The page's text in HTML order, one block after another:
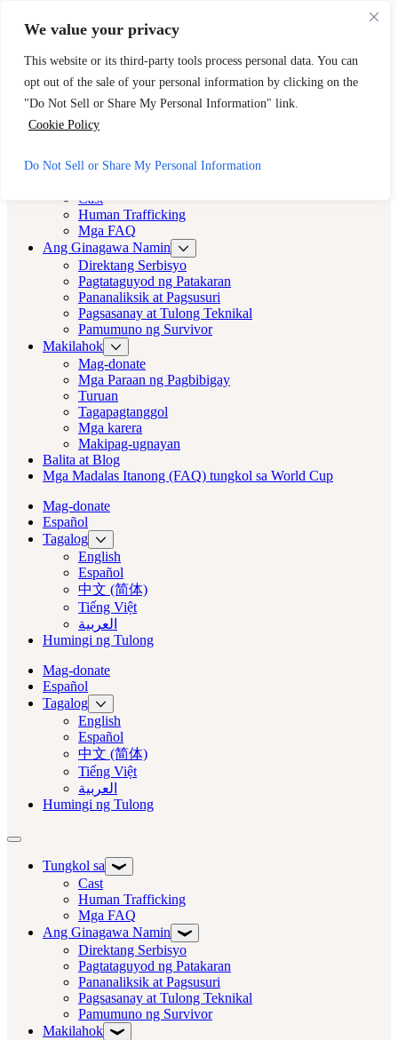
We value your privacy
This website or its third-party tools process personal data. You can
opt out of the sale of your personal information by clicking on the
"Do Not Sell or Share My Personal Information" link.
Cookie Policy
Do Not Sell or Share My Personal Information
ng CAST.
888-KEY-2-LIBRE (888-539-2373)
Mabilis na Lumabas
Cast LA
Cast LA
Cast
Human Trafficking
Mga FAQ
Ang Ginagawa Namin
Direktang Serbisyo
Pagtataguyod ng Patakaran
Pananaliksik at Pagsusuri
Pagsasanay at Tulong Teknikal
Pamumuno ng Survivor
Makilahok
Mag-donate
Mga Paraan ng Pagbibigay
Turuan
Tagapagtanggol
Mga karera
Makipag-ugnayan
Balita at Blog
Mga Madalas Itanong (FAQ) tungkol sa World Cup
Mag-donate
Español
Tagalog
English
Español
中文 (简体)
Tiếng Việt
العربية‏
Humingi ng Tulong
Mag-donate
Español
Tagalog
English
Español
中文 (简体)
Tiếng Việt
العربية‏
Humingi ng Tulong
I-toggle ang navigation
Tungkol sa
Cast
Human Trafficking
Mga FAQ
Ang Ginagawa Namin
Direktang Serbisyo
Pagtataguyod ng Patakaran
Pananaliksik at Pagsusuri
Pagsasanay at Tulong Teknikal
Pamumuno ng Survivor
Makilahok